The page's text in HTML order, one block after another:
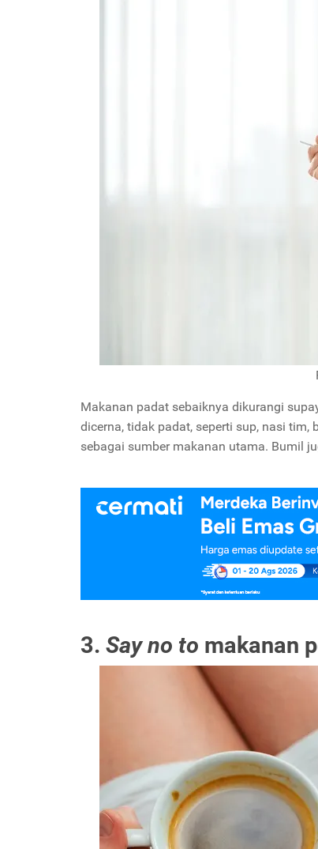
Makanan padat sebaiknya dikurangi
dicerna, tidak padat, seperti sup, nasi tim,
sebagai sumber makanan utama. Bumil
3. Say no to makanan